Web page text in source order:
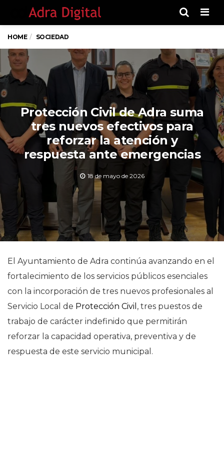
HOME SOCIEDAD
Protección Civil de Adra suma
tres nuevos efectivos para
reforzar la atención y
respuesta ante emergencias
18 de mayo de 2026
El Ayuntamiento de Adra continúa avanzando en el
fortalecimiento de los servicios públicos esenciales
con la incorporación de tres nuevos profesionales al
Servicio Local de Protección Civil , tres puestos de
trabajo de carácter indefinido que permitirán
reforzar la capacidad operativa, preventiva y de
respuesta de este servicio municipal.